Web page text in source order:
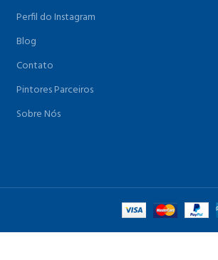
Perfil do Instagram
Blog
Contato
Pintores Parceiros
Sobre Nós